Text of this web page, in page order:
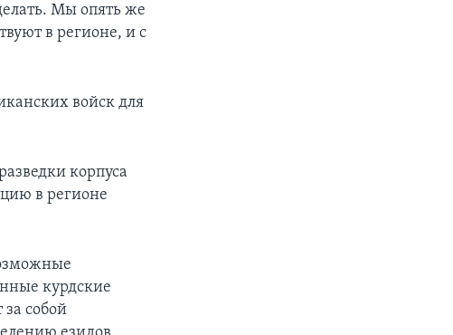
Мы опять же
в регионе, и с
войск для
корпуса
в регионе
курдские
собой